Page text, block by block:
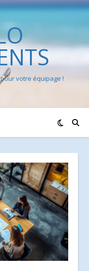
votre équipage !